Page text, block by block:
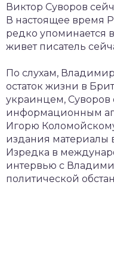
Виктор Суворов
В настоящее время
редко упоминается
живет писатель
По слухам,
остаток жизни в
украинцем, Суворов
информационным
Игорю
издания материалы
Изредка в
интервью с
политической